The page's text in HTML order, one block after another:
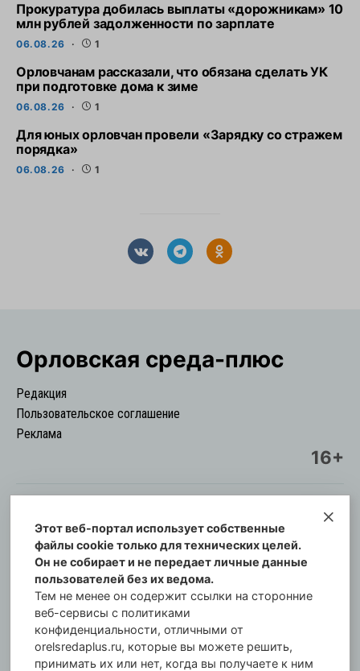
Прокуратура добилась выплаты «дорожникам» 10
млн рублей задолженности по зарплате
06.08.26 1
Орловчанам рассказали, что обязана сделать УК
при подготовке дома к зиме
06.08.26 1
Для юных орловчан провели «Зарядку со стражем
порядка»
06.08.26 1
Орловская cреда-плюс
Редакция
Пользовательское соглашение
Реклама
16+
© Информационный городской портал
Орловская cреда-плюс, 2021-2026
Свидетельство о регистрации СМИ: ПИ №57-
00254 от 29 октября 2013 г.
Газета зарегистрирована Управлением
Федеральной службы по надзору в сфере связи,
информационных технологий и массовых
коммуникаций по Орловской области.
Этот веб-портал использует собственные
файлы cookie только для технических целей.
Он не собирает и не передает личные данные
пользователей без их ведома.
Тем не менее он содержит ссылки на сторонние
веб-сервисы с политиками
конфиденциальности, отличными от
orelsredaplus.ru, которые вы можете решить,
принимать их или нет, когда вы получаете к ним